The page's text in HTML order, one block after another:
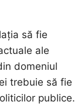
să fie
ale
domeniul
trebuie să fie
publice.